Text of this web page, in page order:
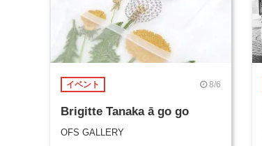
イベント 8/6
Brigitte Tanaka ā go go
OFS GALLERY